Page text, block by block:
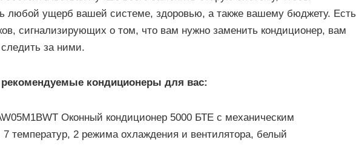
любой ущерб вашей системе, здоровью, а также вашему бюджету. Есть
сигнализирующих о том, что вам нужно заменить кондиционер, вам
за ними.
рекомендуемые кондиционеры для вас:
Оконный кондиционер 5000 БТЕ с механическим
температур, 2 режима охлаждения и вентилятора, белый